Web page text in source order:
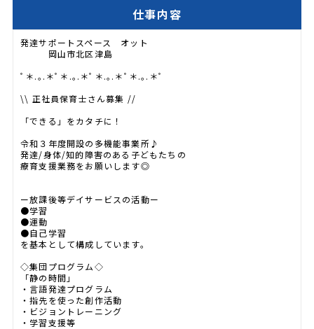
仕事内容
発達サポートスペース オット
岡山市北区津島
ﾟ＊.｡.＊ﾟ＊.｡.＊ﾟ＊.｡.＊ﾟ＊.｡.＊ﾟ
\\ 正社員保育士さん募集 //
「できる」をカタチに！
令和３年度開設の多機能事業所♪
発達/身体/知的障害のある子どもたちの
療育支援業務をお願いします◎
ー放課後等デイサービスの活動ー
●学習
●運動
●自己学習
を基本として構成しています。
◇集団プログラム◇
「静の時間」
・言語発達プログラム
・指先を使った創作活動
・ビジョントレーニング
・学習支援等